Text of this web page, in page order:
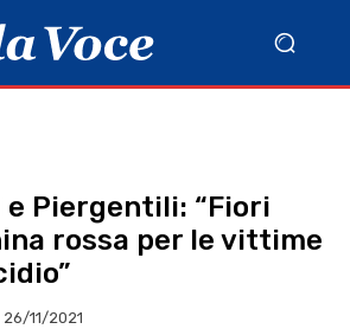
Piergentili: “Fiori
rossa per le vittime
26/11/2021